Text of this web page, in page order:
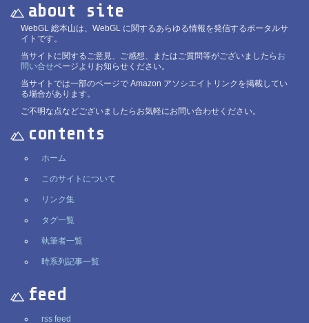
about site
WebGL 総本山は、WebGL に関するあらゆる情報を発信するポータルサ
イトです。
当サイトに関するご意見、ご感想、またはご質問等がございましたら お
問い合せページよりお知らせください。
当サイトでは一部のページで Amazon アソシエイトリンクを掲載してい
る場合があります。
ご不明な点などございましたらお気軽にお問い合わせください。
contents
ホーム
このサイトについて
リンク集
タグ一覧
執筆者一覧
時系列記事一覧
feed
rss feed